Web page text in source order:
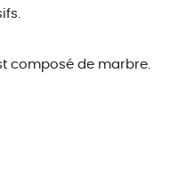
composé de marbre.